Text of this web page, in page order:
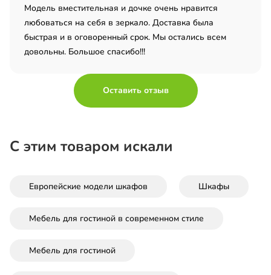
Модель вместительная и дочке очень нравится
любоваться на себя в зеркало. Доставка была
быстрая и в оговоренный срок. Мы остались всем
довольны. Большое спасибо!!!
Оставить отзыв
С этим товаром искали
Европейские модели шкафов Шкафы
Мебель для гостиной в современном стиле
Мебель для гостиной